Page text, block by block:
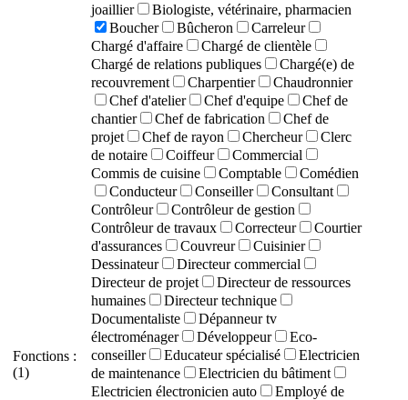
Fonctions :
(1)
joaillier
Biologiste, vétérinaire, pharmacien
Boucher
Bûcheron
Carreleur
Chargé d'affaire
Chargé de clientèle
Chargé de relations publiques
Chargé(e) de
recouvrement
Charpentier
Chaudronnier
Chef d'atelier
Chef d'equipe
Chef de
chantier
Chef de fabrication
Chef de
projet
Chef de rayon Chercheur
Clerc
de notaire
Coiffeur
Commercial
Commis de cuisine
Comptable
Comédien
Conducteur
Conseiller
Consultant
Contrôleur
Contrôleur de gestion
Contrôleur de travaux
Correcteur
Courtier
d'assurances
Couvreur
Cuisinier
Dessinateur
Directeur commercial
Directeur de projet
Directeur de ressources
humaines
Directeur technique
Documentaliste
Dépanneur tv
électroménager
Développeur
Eco-
conseiller
Educateur spécialisé
Electricien
de maintenance
Electricien du bâtiment
Electricien électronicien auto
Employé de